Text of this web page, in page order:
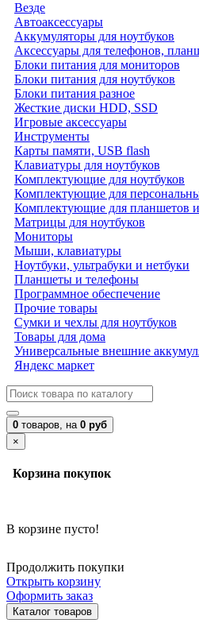
Везде
Автоаксессуары
Аккумуляторы для ноутбуков
Аксессуары для телефонов,
Блоки питания для мониторов
Блоки питания для ноутбуков
Блоки питания разное
Жесткие диски HDD, SSD
Игровые аксессуары
Инструменты
Карты памяти, USB flash
Клавиатуры для ноутбуков
Комплектующие для ноутбуков
Комплектующие для
Комплектующие для планшетов
Матрицы для ноутбуков
Мониторы
Мыши, клавиатуры
Ноутбуки, ультрабуки и нетбуки
Планшеты и телефоны
Программное обеспечение
Прочие товары
Сумки и чехлы для ноутбуков
Товары для дома
Универсальные внешние
Яндекс маркет
0 товаров, на 0 руб
×
Корзина покупок
В корзине пусто!
Продолжить покупки
Открыть корзину
Оформить заказ
Каталог товаров